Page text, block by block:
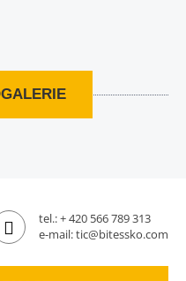
tel.:+ 420 566 789 313
e-mail:tic@bitessko.com